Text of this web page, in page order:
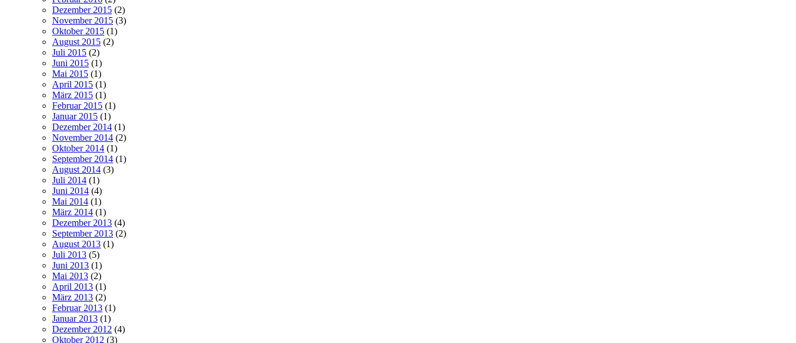
Dezember 2015 (2)
November 2015 (3)
Oktober 2015 (1)
August 2015 (2)
Juli 2015 (2)
Juni 2015 (1)
Mai 2015 (1)
April 2015 (1)
März 2015 (1)
Februar 2015 (1)
Januar 2015 (1)
Dezember 2014 (1)
November 2014 (2)
Oktober 2014 (1)
September 2014 (1)
August 2014 (3)
Juli 2014 (1)
Juni 2014 (4)
Mai 2014 (1)
März 2014 (1)
Dezember 2013 (4)
September 2013 (2)
August 2013 (1)
Juli 2013 (5)
Juni 2013 (1)
Mai 2013 (2)
April 2013 (1)
März 2013 (2)
Februar 2013 (1)
Januar 2013 (1)
Dezember 2012 (4)
Oktober 2012 (3)